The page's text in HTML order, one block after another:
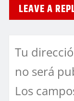
LEAVE A
Tu
no será
Los